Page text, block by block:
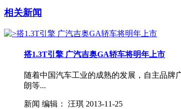
相关新闻
搭1.3T引擎 广汽吉奥GA轿车将明年上市
随着中国汽车工业的成熟的发展，自主品牌
朗等...
新闻 编辑： 汪琪 2013-11-25